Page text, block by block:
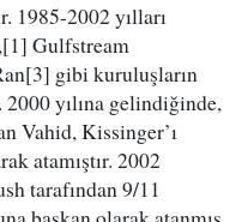
1985-2002 yılları
Gulfstream
gibi kuruluşların
yılına gelindiğinde,
Vahid, Kissinger’ı
atamıştır. 2002
tarafından 9/11